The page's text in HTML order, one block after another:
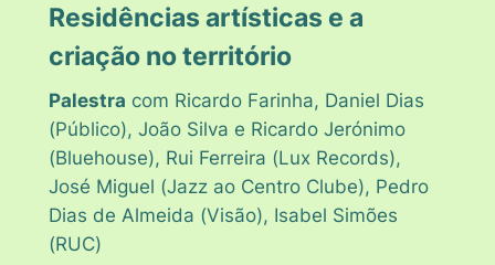
Residências artísticas e a
criação no território
Palestra com Ricardo Farinha, Daniel Dias
(Público), João Silva e Ricardo Jerónimo
(Bluehouse), Rui Ferreira (Lux Records),
José Miguel (Jazz ao Centro Clube), Pedro
Dias de Almeida (Visão), Isabel Simões
(RUC)